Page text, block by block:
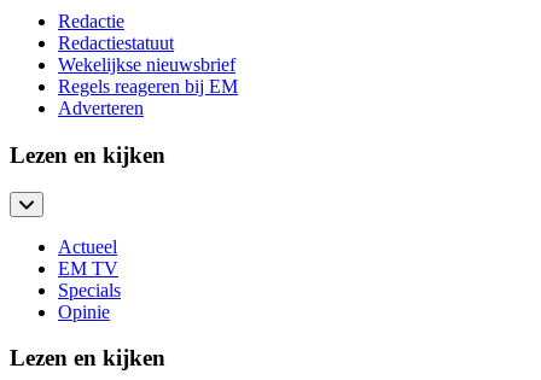
Redactie
Redactiestatuut
Wekelijkse nieuwsbrief
Regels reageren bij EM
Adverteren
Lezen en kijken
Actueel
EM TV
Specials
Opinie
Lezen en kijken